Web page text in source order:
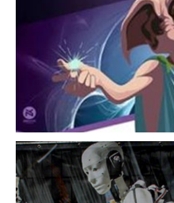
Assembly 2019